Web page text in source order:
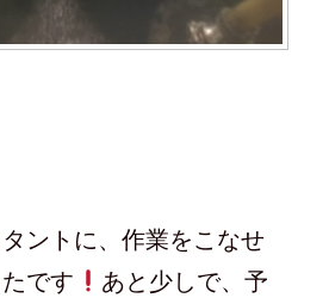
ントに、作業をこなせ
です
あと少しで、予